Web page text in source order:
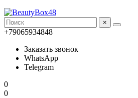
×
+79065934848
Заказать звонок
WhatsApp
Telegram
0
0